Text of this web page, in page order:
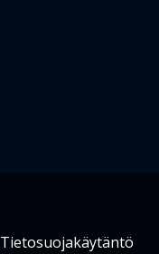
Tietosuojakäytäntö